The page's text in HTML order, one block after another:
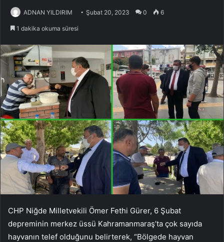
ADNAN YILDIRIM Şubat 20, 2023 0 6
1 dakika okuma süresi
CHP Niğde Milletvekili Ömer Fethi Gürer, 6 Şubat
depreminin merkez üssü Kahramanmaraş’ta çok sayıda
hayvanın telef olduğunu belirterek, “Bölgede hayvan